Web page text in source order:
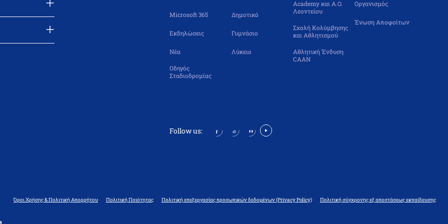
Microsoft 365
Εκδηλώσεις
Νέα
Οδηγός
Σταδιοδρομίας
Δημοτικό
Γυμνάσιο
Λύκειο
Academy και Α.Ο.
Λεοντείου
Σχολή Κολύμβησης
και Αθλητισμού
Αθλητική Ένδυση
CAAN
Οργανισμός
Ένωση Αποφοίτων
Follow us:
Όροι Χρήσης & Πολιτική Απορρήτου Πολιτική Ποιότητας Πολιτική επεξεργασίας προσωπικών δεδομένων (Privacy Policy) Πολιτική σύγχρονης εξ αποστάσεως εκπαίδευσης